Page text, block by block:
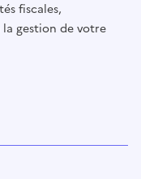
fiscales,
gestion de votre